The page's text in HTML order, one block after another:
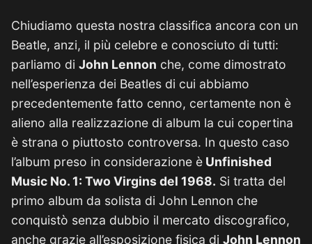
Chiudiamo questa nostra classifica ancora con un
Beatle, anzi, il più celebre e conosciuto di tutti:
parliamo di John Lennon che, come dimostrato
nell’esperienza dei Beatles di cui abbiamo
precedentemente fatto cenno, certamente non è
alieno alla realizzazione di album la cui copertina
è strana o piuttosto controversa. In questo caso
l’album preso in considerazione è Unfinished
Music No. 1: Two Virgins del 1968. Si tratta del
primo album da solista di John Lennon che
conquistò senza dubbio il mercato discografico,
anche grazie all’esposizione fisica di John Lennon